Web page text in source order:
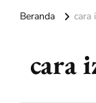
Beranda cara
cara